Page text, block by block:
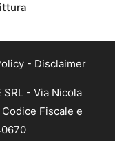
- Disclaimer
SRL - Via Nicola
Fiscale e